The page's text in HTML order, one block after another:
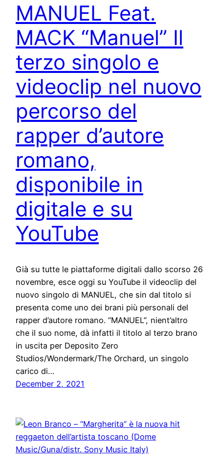
MANUEL Feat.
MACK “Manuel” Il
terzo singolo e
videoclip nel nuovo
percorso del
rapper d’autore
romano,
disponibile in
digitale e su
YouTube
Già su tutte le piattaforme digitali dallo scorso 26
novembre, esce oggi su YouTube il videoclip del
nuovo singolo di MANUEL, che sin dal titolo si
presenta come uno dei brani più personali del
rapper d’autore romano. “MANUEL”, nient’altro
che il suo nome, dà infatti il titolo al terzo brano
in uscita per Deposito Zero
Studios/Wondermark/The Orchard, un singolo
carico di…
December 2, 2021